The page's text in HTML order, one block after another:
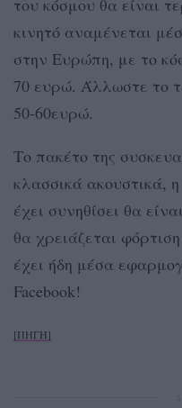
του κόσμου θα είναι
κινητό αναμένεται
στην Ευρώπη, με το
70 ευρώ. Άλλωστε το
50-60ευρώ.
Το πακέτο της
κλασσικά ακουστικά,
έχει συνηθίσει θα
θα χρειάζεται
έχει ήδη μέσα
Facebook!
[ΠΗΓΗ]